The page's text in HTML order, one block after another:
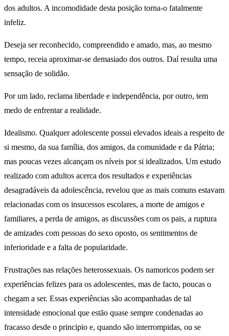
dos adultos. A incomodidade desta posição torna-o fatalmente
infeliz.
Deseja ser reconhecido, compreendido e amado, mas, ao mesmo
tempo, receia aproximar-se demasiado dos outros. Daí resulta uma
sensação de solidão.
Por um lado, reclama liberdade e independência, por outro, tem
medo de enfrentar a realidade.
Idealismo. Qualquer adolescente possui elevados ideais a respeito de
si mesmo, da sua família, dos amigos, da comunidade e da Pátria;
mas poucas vezes alcançam os níveis por si idealizados. Um estudo
realizado com adultos acerca dos resultados e experiências
desagradáveis da adolescência, revelou que as mais comuns estavam
relacionadas com os insucessos escolares, a morte de amigos e
familiares, a perda de amigos, as discussões com os pais, a ruptura
de amizades com pessoas do sexo oposto, os sentimentos de
inferioridade e a falta de popularidade.
Frustrações nas relações heterossexuais. Os namoricos podem ser
experiências felizes para os adolescentes, mas de facto, poucas o
chegam a ser. Essas experiências são acompanhadas de tal
intensidade emocional que estão quase sempre condenadas ao
fracasso desde o principio e, quando são interrompidas, ou se